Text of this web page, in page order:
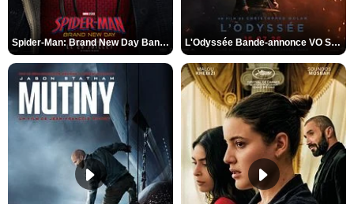
Spider-Man: Brand New Day Bande-annonce VO STFR L'Odyssée Bande-annonce VO STFR